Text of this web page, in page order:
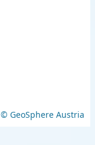
© GeoSphere Austria